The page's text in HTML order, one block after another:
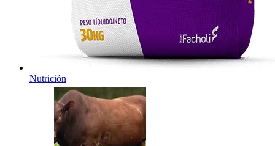
Nutrición